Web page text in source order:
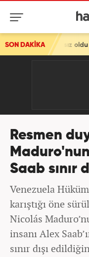
SON DAKİKA
oldu
Resmen
Saab sınır
Venezuela
karıştığı öne
Nicolás
insanı Alex
sınır dışı